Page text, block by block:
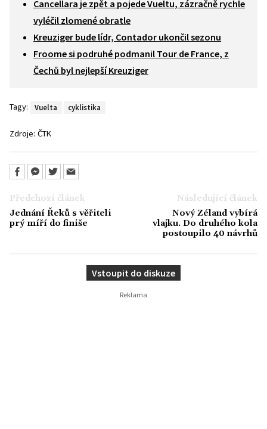
Cancellara je zpět a pojede Vueltu, zázračně rychle
vyléčil zlomené obratle
Kreuziger bude lídr, Contador ukončil sezonu
Froome si podruhé podmanil Tour de France, z
Čechů byl nejlepší Kreuziger
Tagy: Vuelta cyklistika
Zdroje: ČTK
Předchozí článek
Jednání Řeků s věřiteli
prý míří do finiše
Následující článek
Nový Zéland vybírá
vlajku. Do druhého kola
postoupilo 40 návrhů
Vstoupit do diskuze